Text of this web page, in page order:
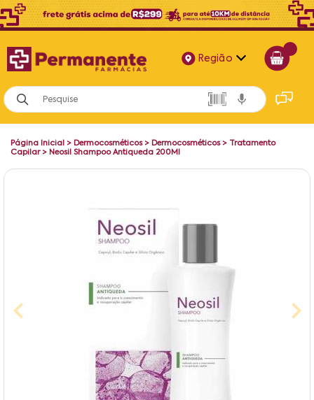
Região
Alagoas
Bahia
Página Inicial > Dermocosméticos> Dermocosméticos> Tratamento
Capilar> Neosil Shampoo Antiqueda 200Ml